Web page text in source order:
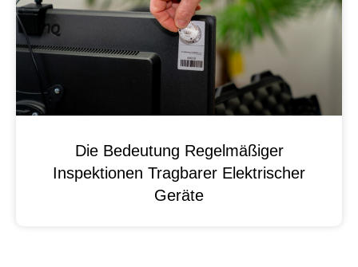
Die Bedeutung Regelmäßiger
Inspektionen Tragbarer Elektrischer
Geräte